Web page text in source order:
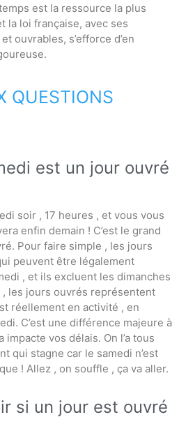
est la ressource la plus
la loi française, avec ses
ouvrables, s’efforce d’en
QUESTIONS
est un jour ouvré
soir , 17 heures , et vous vous
enfin demain ! C’est le grand
Pour faire simple , les jours
peuvent être légalement
, et ils excluent les dimanches
les jours ouvrés représentent
réellement en activité , en
C’est une différence majeure à
vos délais. On l’a tous
qui stagne car le samedi n’est
! Allez , on souffle , ça va aller.
si un jour est ouvré